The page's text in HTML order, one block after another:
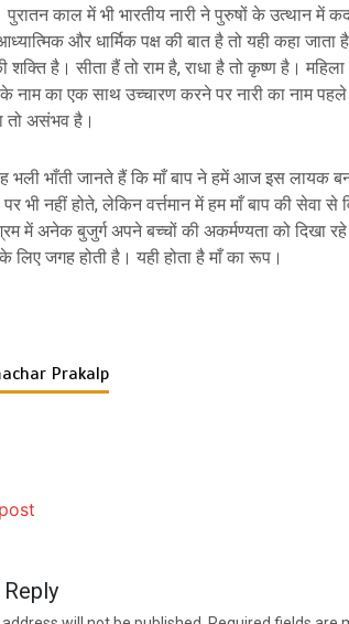
पुरातन काल में भी भारतीय नारी ने पुरुषों के उत्थान में
और धार्मिक पक्ष की बात है तो यही कहा जाता
शक्ति है। सीता हैं तो राम है, राधा है तो कृष्ण है।
के नाम का एक साथ उच्चारण करने पर नारी का नाम
तो असंभव है।
भली भाँती जानते हैं कि माँ बाप ने हमें आज इस लायक
पर भी नहीं होते, लेकिन वर्त्तमान में हम माँ बाप की सेवा
में अनेक बुजुर्ग अपने बच्चों की अकर्मण्यता को दिखा
लिए जगह होती है। यही होता है माँ का रूप।
Prakalp